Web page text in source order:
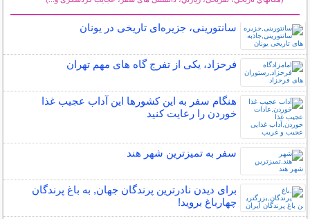
سانتورینی، جزیره‌ای تاریخی در یونان
فرحزاد، یکی از تفرج گاه های مهم تهران
هنگام سفر به این کشورها این آداب عجیب غذا
خوردن را رعایت کنید
سفر به تمیزترین شهر هند
برای دیدن نادرترین پرندگان جهان, به باغ پرندگان
چهارباغ بروید!